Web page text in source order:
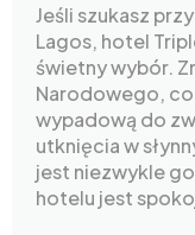
Jeśli szukasz
Lagos, hotel
świetny wybór.
Narodowego, co
wypadową do
utknięcia w
jest niezwykle
hotelu jest